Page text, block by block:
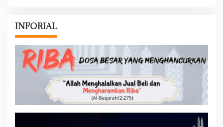
INFORIAL